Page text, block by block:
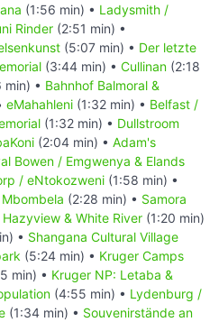
(1:56 min) • Ladysmith /
Rinder (2:51 min) •
(5:07 min) • Der letzte
(3:44 min) • Cullinan (2:18
min) • Bahnhof Balmoral &
eMahahleni (1:32 min) • Belfast /
(1:32 min) • Dullstroom
(2:04 min) • Adam's
Bowen / Emgwenya & Elands
/ eNtokozweni (1:58 min) •
Mbombela (2:28 min) • Samora
Hazyview & White River (1:20 min)
• Shangana Cultural Village
(5:24 min) • Kruger Camps
min) • Kruger NP: Letaba &
(4:55 min) • Lydenburg /
(1:34 min) • Souvenirstände an